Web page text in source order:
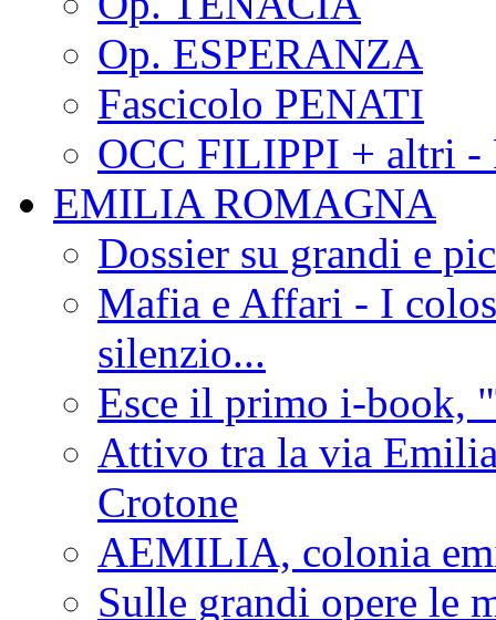
Op. ESPERANZA
Fascicolo PENATI
OCC FILIPPI + altri -
EMILIA ROMAGNA
Dossier su grandi e
Mafia e Affari - I
silenzio...
Esce il primo i-book,
Attivo tra la via
Crotone
AEMILIA, colonia
Sulle grandi opere le